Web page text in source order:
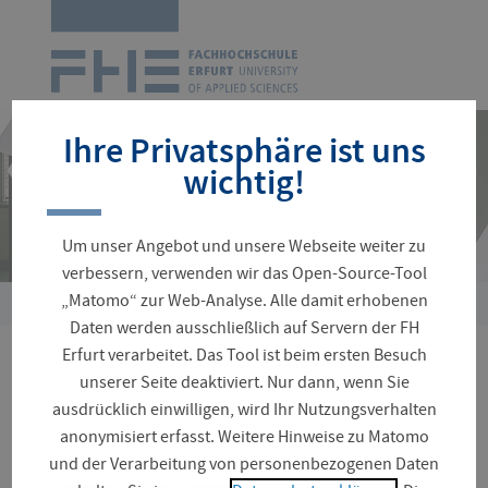
überspringen
Sie
sind
hier:
Gesucht -
Geschäftsassistenz des
Ihre Privatsphäre ist uns
wichtig!
Um unser Angebot und unsere Webseite weiter zu
verbessern, verwenden wir das Open-Source-Tool
„Matomo“ zur Web-Analyse. Alle damit erhobenen
Daten werden ausschließlich auf Servern der FH
Erfurt verarbeitet. Das Tool ist beim ersten Besuch
unserer Seite deaktiviert. Nur dann, wenn Sie
ausdrücklich einwilligen, wird Ihr Nutzungsverhalten
anonymisiert erfasst. Weitere Hinweise zu Matomo
und der Verarbeitung von personenbezogenen Daten